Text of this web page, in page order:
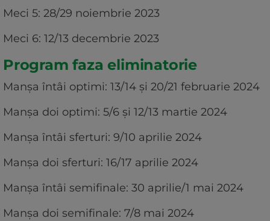
Meci 5: 28/29 noiembrie 2023
Meci 6: 12/13 decembrie 2023
Program faza eliminatorie
Manșa întâi optimi: 13/14 și 20/21 februarie 2024
Manșa doi optimi: 5/6 și 12/13 martie 2024
Manșa întâi sferturi: 9/10 aprilie 2024
Manșa doi sferturi: 16/17 aprilie 2024
Manșa întâi semifinale: 30 aprilie/1 mai 2024
Manșa doi semifinale: 7/8 mai 2024